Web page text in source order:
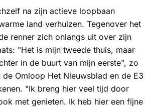
na zijn actieve loopbaan
land verhuizen. Tegenover het
renner zich onlangs uit over zijn
"Het is mijn tweede thuis, maar
in de buurt van mijn eerste", zo
Omloop Het Nieuwsblad en de E3
"Ik breng hier veel tijd door
met genieten. Ik heb hier een fijne